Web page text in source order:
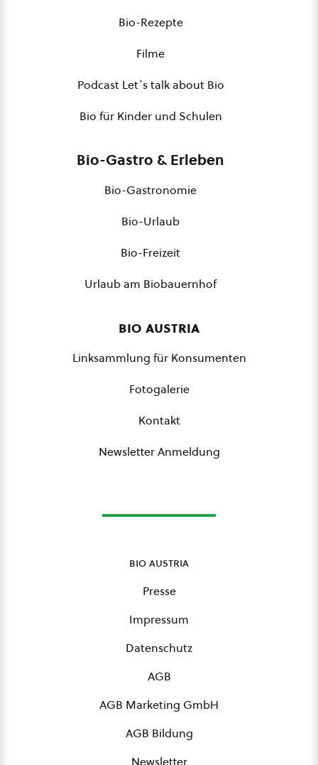
Bio-Rezepte
Filme
Podcast Let´s talk about Bio
Bio für Kinder und Schulen
Bio-Gastro & Erleben
Bio-Gastronomie
Bio-Urlaub
Bio-Freizeit
Urlaub am Biobauernhof
bio austria
Linksammlung für Konsumenten
Fotogalerie
Kontakt
Newsletter Anmeldung
bio austria
Presse
Impressum
Datenschutz
AGB
AGB Marketing GmbH
AGB Bildung
Newsletter